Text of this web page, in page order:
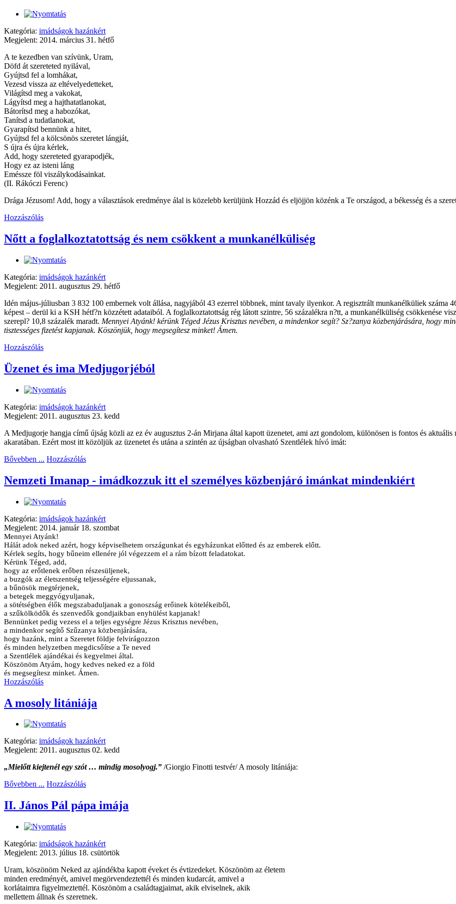
Kategória: imádságok hazánkért
Megjelent: 2014. március 31. hétfő
A te kezedben van szívünk, Uram,
Döfd át szereteted nyilával,
Gyújtsd fel a lomhákat,
Vezesd vissza az eltévelyedetteket,
Világítsd meg a vakokat,
Lágyítsd meg a hajthatatlanokat,
Bátorítsd meg a habozókat,
Tanítsd a tudatlanokat,
Gyarapítsd bennünk a hitet,
Gyújtsd fel a kölcsönös szeretet lángját,
S újra és újra kérlek,
Add, hogy szereteted gyarapodjék,
Hogy ez az isteni láng
Eméssze föl viszálykodásainkat.
(II. Rákóczi Ferenc)
Drága Jézusom! Add, hogy a választások eredménye álal is közelebb kerüljünk Hozzád és eljöjjön közénk a Te országod, a békesség és a
Hozzászólás
Nőtt a foglalkoztatottság és nem csökkent a munkanélküliség
Kategória: imádságok hazánkért
Megjelent: 2011. augusztus 29. hétfő
Idén május-júliusban 3 832 100 embernek volt állása, nagyjából 43 ezerrel többnek, mint tavaly ilyenkor. A regisztrált munkanélküliek száma
képest – derül ki a KSH hétf?n közzétett adataiból. A foglalkoztatottság rég látott szintre, 56 százalékra n?tt, a munkanélküliség csökkenése
szerepl? 10,8 százalék maradt. Mennyei Atyánk! kérünk Téged Jézus Krisztus nevében, a mindenkor segít? Sz?zanya közbenjárására, hogy
tisztességes fizetést kapjanak. Köszönjük, hogy megsegítesz minket! Ámen.
Hozzászólás
Üzenet és ima Medjugorjéból
Kategória: imádságok hazánkért
Megjelent: 2011. augusztus 23. kedd
A Medjugorje hangja című újság közli az ez év augusztus 2-án Mirjana által kapott üzenetet, ami azt gondolom, különösen is fontos és
akaratában. Ezért most itt közöljük az üzenetet és utána a szintén az újságban olvasható Szentlélek hívó imát:
Bővebben ... Hozzászólás
Nemzeti Imanap - imádkozzuk itt el személyes közbenjáró imánkat mindenkiért
Kategória: imádságok hazánkért
Megjelent: 2014. január 18. szombat
Mennyei Atyánk!
Hálát adok neked azért, hogy képviselhetem országunkat és egyházunkat előtted és az emberek előtt.
Kérlek segíts, hogy bűneim ellenére jól végezzem el a rám bízott feladatokat.
Kérünk Téged, add,
hogy az erőtlenek erőben részesüljenek,
a buzgók az életszentség teljességére eljussanak,
a bűnösök megtérjenek,
a betegek meggyógyuljanak,
a sötétségben élők megszabaduljanak a gonoszság erőinek kötelékeiből,
a szűkölködők és szenvedők gondjaikban enyhülést kapjanak!
Bennünket pedig vezess el a teljes egységre Jézus Krisztus nevében,
a mindenkor segítő Szűzanya közbenjárására,
hogy hazánk, mint a Szeretet földje felvirágozzon
és minden helyzetben megdicsőítse a Te neved
a Szentlélek ajándékai és kegyelmei által.
Köszönöm Atyám, hogy kedves neked ez a föld
és megsegítesz minket. Ámen.
Hozzászólás
A mosoly litániája
Kategória: imádságok hazánkért
Megjelent: 2011. augusztus 02. kedd
„Mielőtt kiejtenél egy szót … mindig mosolyogj.” /Giorgio Finotti testvér/ A mosoly litániája:
Bővebben ... Hozzászólás
II. János Pál pápa imája
Kategória: imádságok hazánkért
Megjelent: 2013. július 18. csütörtök
Uram, köszönöm Neked az ajándékba kapott éveket és évtizedeket. Köszönöm az életem
minden eredményét, amivel megörvendeztettél és minden kudarcát, amivel a
korlátaimra figyelmeztettél. Köszönöm a családtagjaimat, akik elviselnek, akik
mellettem állnak és szeretnek.